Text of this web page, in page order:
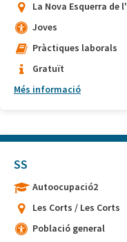
La Nova Esquerra de
Joves
Pràctiques laborals
Gratuït
Més informació
SS
Autoocupació2
Les Corts / Les Corts
Població general